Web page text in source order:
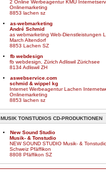
2 Online Werbeagentur KMU
Onlinemarketing
8853 lachen sz
as-webmarketing
André Schmid
as webmarketing Web-Dienstleistungen
March Altendorf
8853 Lachen SZ
fb webdesign
fb webdesign, Zürich Adliswil Zürichsee
8134 Adliswil ZH
aswebservice.com
schmid & wippel kg
Internet Werbeagentur Lachen
Onlinemarketing
8853 lachen sz
MUSIK TONSTUDIOS CD-PRODUKTIONEN
New Sound Studio
Musik- & Tonstudio
NEW SOUND STUDIO Musik- &
Schweiz Pfäffikon
8808 Pfäffikon SZ